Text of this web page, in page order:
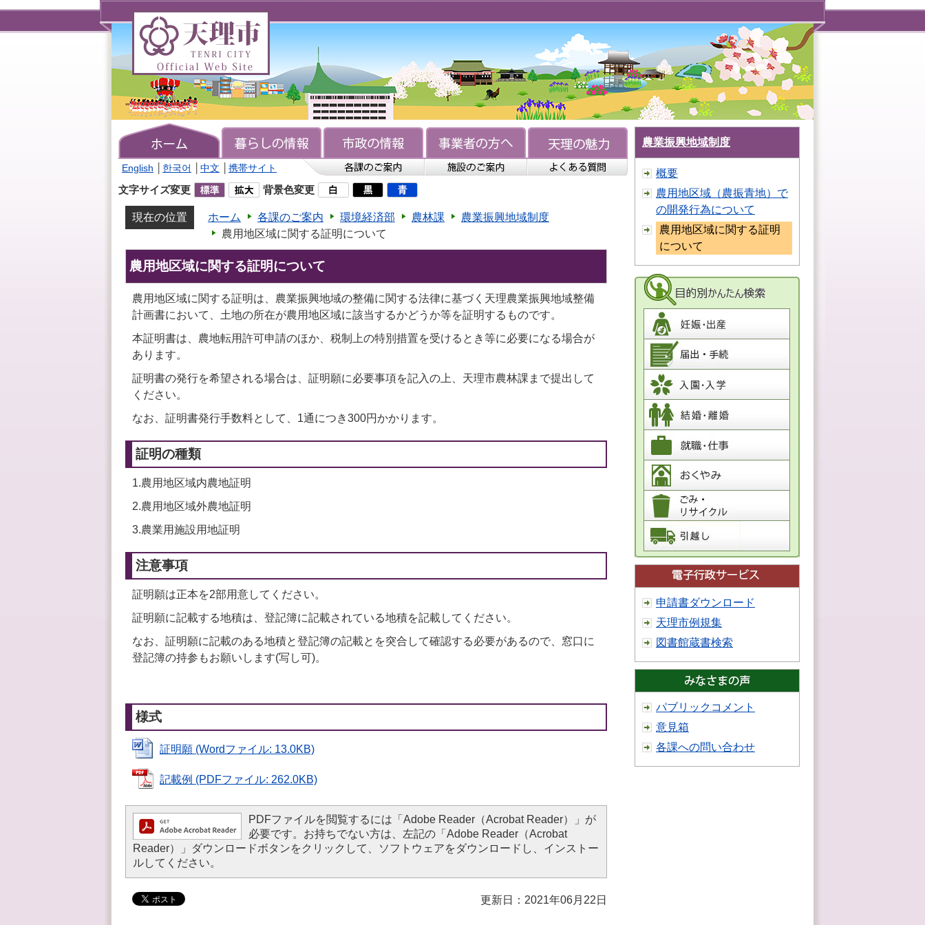
理
TENRI
Official
Site
English 한국어 中文 携帯サイト
文字サイズ変更 背景色変更
現在の位置 ホーム 各課のご案内 環境経済部 農林課
農業振興地域制度
農用地区域に関する証明について
農用地区域に関する証明について
農用地区域に関する証明は、農業振興地域の整備に関する法律に基づく天理農業振興地域整備
計画書において、土地の所在が農用地区域に該当するかどうか等を証明するものです。
本証明書は、農地転用許可申請のほか、税制上の特別措置を受けるとき等に必要になる場合が
あります。
証明書の発行を希望される場合は、証明願に必要事項を記入の上、天理市農林課まで提出して
ください。
なお、証明書発行手数料として、1通につき300円かかります。
証明の種類
1.農用地区域内農地証明
2.農用地区域外農地証明
3.農業用施設用地証明
注意事項
証明願は正本を2部用意してください。
証明願に記載する地積は、登記簿に記載されている地積を記載してください。
なお、証明願に記載のある地積と登記簿の記載とを突合して確認する必要があるので、窓口に
登記簿の持参もお願いします(写し可)。
様式
証明願 (Wordファイル: 13.0KB)
記載例 (PDFファイル: 262.0KB)
PDFファイルを閲覧するには「Adobe Reader（Acrobat Reader）」が
必要です。お持ちでない方は、左記の「Adobe Reader（Acrobat
Reader）」ダウンロードボタンをクリックして、ソフトウェアをダウンロードし、インストー
ルしてください。
更新日：2021年06月22日
農業振興地域制度
概要
農用地区域（農振青地）で
の開発行為について
農用地区域に関する証明
について
申請書ダウンロード
天理市例規集
図書館蔵書検索
パブリックコメント
意見箱
各課への問い合わせ